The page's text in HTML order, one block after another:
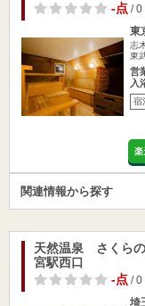
-点/ 0
東
志
東
営
入
宿
楽
関連情報から探す
天然温泉 さくら
宮駅西口
-点/ 0
埼